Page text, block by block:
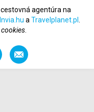
agentúra na
Invia.hu a Travelplanet.pl
cookies.
Odporučiť